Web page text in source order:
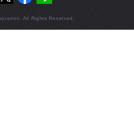
All Rights Reserved.